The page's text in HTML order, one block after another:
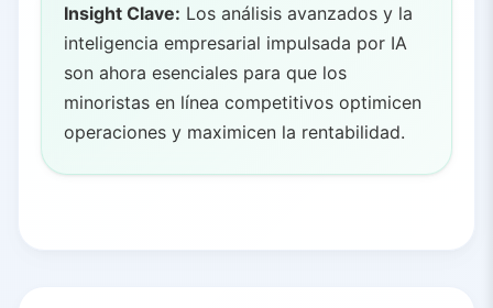
Insight Clave: Los análisis avanzados y la
inteligencia empresarial impulsada por IA
son ahora esenciales para que los
minoristas en línea competitivos optimicen
operaciones y maximicen la rentabilidad.